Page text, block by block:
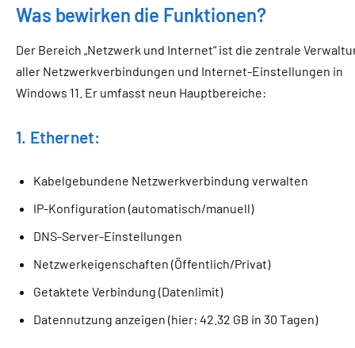
Was bewirken die Funktionen?
Der Bereich „Netzwerk und Internet“ ist die zentrale
aller Netzwerkverbindungen und Internet-Einstellungen in
Windows 11. Er umfasst neun Hauptbereiche:
1. Ethernet:
Kabelgebundene Netzwerkverbindung verwalten
IP-Konfiguration (automatisch/manuell)
DNS-Server-Einstellungen
Netzwerkeigenschaften (Öffentlich/Privat)
Getaktete Verbindung (Datenlimit)
Datennutzung anzeigen (hier: 42.32 GB in 30 Tagen)